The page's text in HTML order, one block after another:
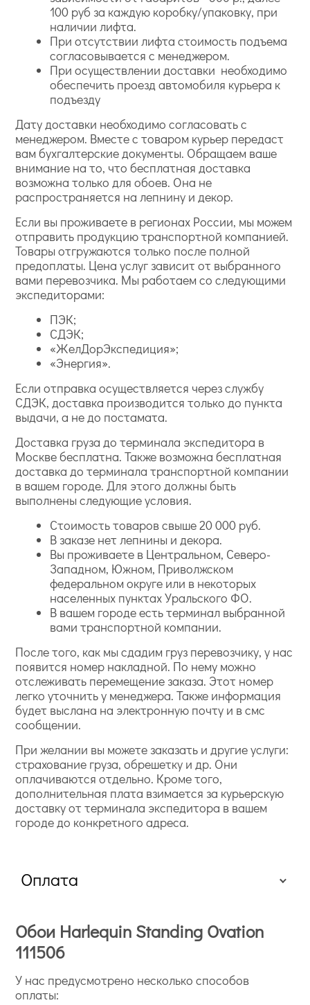
100 руб за каждую коробку/упаковку, при
наличии лифта.
При отсутствии лифта стоимость подъема
согласовывается с менеджером.
При осуществлении доставки необходимо
обеспечить проезд автомобиля курьера к
подъезду
Дату доставки необходимо согласовать с
менеджером. Вместе с товаром курьер передаст
вам бухгалтерские документы. Обращаем ваше
внимание на то, что бесплатная доставка
возможна только для обоев. Она не
распространяется на лепнину и декор.
Если вы проживаете в регионах России, мы можем
отправить продукцию транспортной компанией.
Товары отгружаются только после полной
предоплаты. Цена услуг зависит от выбранного
вами перевозчика. Мы работаем со следующими
экспедиторами:
ПЭК;
СДЭК;
«ЖелДорЭкспедиция»;
«Энергия».
Если отправка осуществляется через службу
СДЭК, доставка производится только до пункта
выдачи, а не до постамата.
Доставка груза до терминала экспедитора в
Москве бесплатна. Также возможна бесплатная
доставка до терминала транспортной компании
в вашем городе. Для этого должны быть
выполнены следующие условия.
Стоимость товаров свыше 20 000 руб.
В заказе нет лепнины и декора.
Вы проживаете в Центральном, Северо-
Западном, Южном, Приволжском
федеральном округе или в некоторых
населенных пунктах Уральского ФО.
В вашем городе есть терминал выбранной
вами транспортной компании.
После того, как мы сдадим груз перевозчику, у нас
появится номер накладной. По нему можно
отслеживать перемещение заказа. Этот номер
легко уточнить у менеджера. Также информация
будет выслана на электронную почту и в смс
сообщении.
При желании вы можете заказать и другие услуги:
страхование груза, обрешетку и др. Они
оплачиваются отдельно. Кроме того,
дополнительная плата взимается за курьерскую
доставку от терминала экспедитора в вашем
городе до конкретного адреса.
Оплата
Обои Harlequin Standing Ovation
111506
У нас предусмотрено несколько способов
оплаты: